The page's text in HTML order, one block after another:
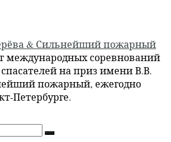
& Сильнейший пожарный
международных соревнований
на приз имени В.В.
пожарный, ежегодно
Петербурге.
Поиск